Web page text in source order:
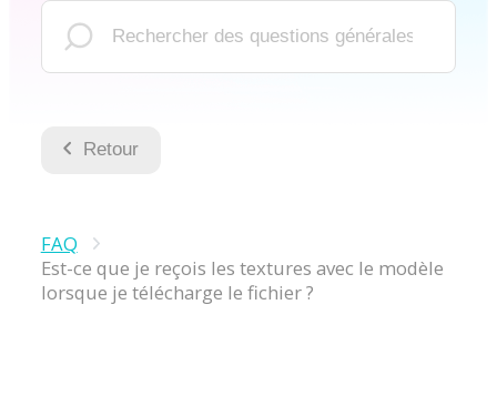
Retour
FAQ
Est-ce que je reçois les textures avec le modèle
lorsque je télécharge le fichier ?